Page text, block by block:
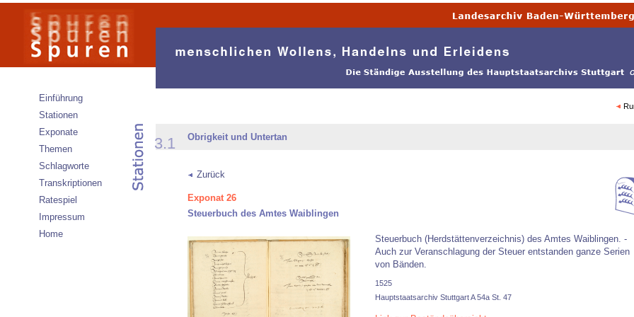
Einführung
Stationen
Exponate
Themen
Schlagworte
Transkriptionen
Ratespiel
Impressum
Home
3.1 Obrigkeit und Untertan
Zurück
Exponat 26
Steuerbuch des Amtes Waiblingen
Steuerbuch (Herdstättenverzeichnis) des Amtes Waiblingen. -
Auch zur Veranschlagung der Steuer entstanden ganze Serien
von Bänden.
1525
Hauptstaatsarchiv Stuttgart A 54a St. 47